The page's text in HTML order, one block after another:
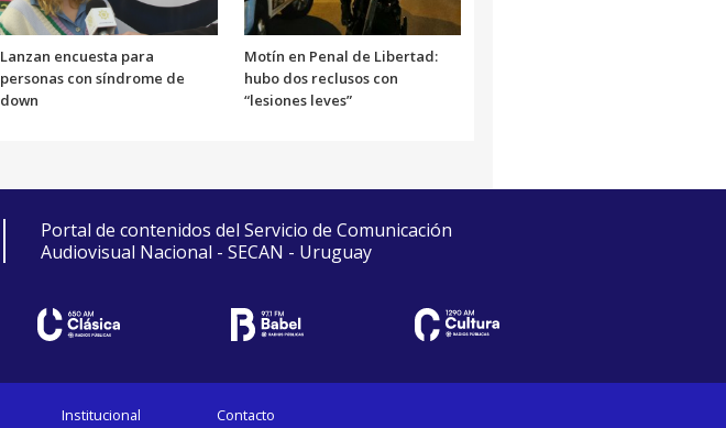
Lanzan encuesta para
personas con síndrome de
down
Motín en Penal de Libertad:
hubo dos reclusos con
“lesiones leves”
Portal de contenidos del Servicio de Comunicación
Audiovisual Nacional - SECAN - Uruguay
Institucional Contacto